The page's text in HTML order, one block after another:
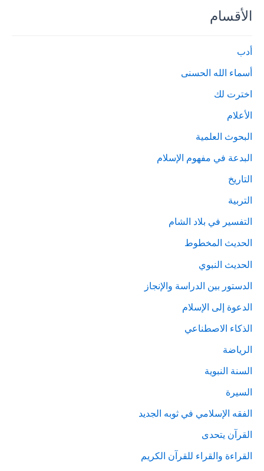
الأقسام
أدب
أسماء الله الحسنى
اخترت لك
الأعلام
البحوث العلمية
البدعة في مفهوم الإسلام
التاريخ
التربية
التفسير في بلاد الشام
الحديث المخطوط
الحديث النبوي
الدستور بين الدراسة والإنجاز
الدعوة إلى الإسلام
الذكاء الاصطناعي
الرياضة
السنة النبوية
السيرة
الفقه الإسلامي في ثوبه الجديد
القرآن يتحدى
القراءة والقراء للقرآن الكريم